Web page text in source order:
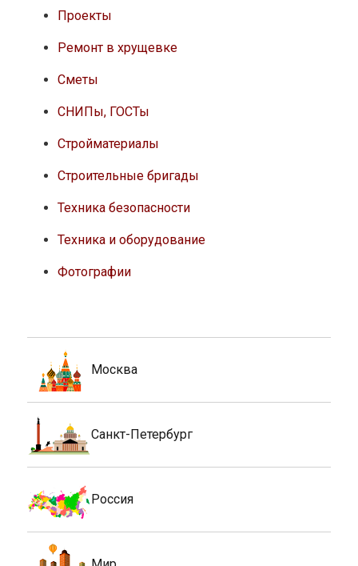
Проекты
Ремонт в хрущевке
Сметы
СНИПы, ГОСТы
Стройматериалы
Строительные бригады
Техника безопасности
Техника и оборудование
Фотографии
Москва
Санкт-Петербург
Россия